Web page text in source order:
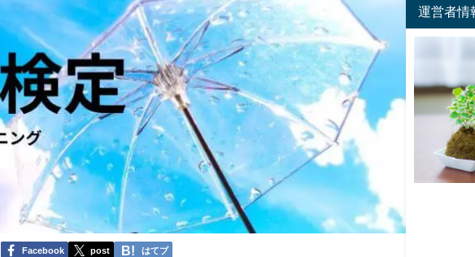
Facebook post はてブ
運営者情